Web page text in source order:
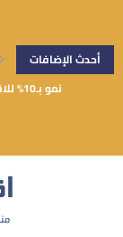
أحدث الإضافات
نمو بـ10% للاقتصاد السوري.. هل تعكس توقعات صندوق النقد الواقع؟